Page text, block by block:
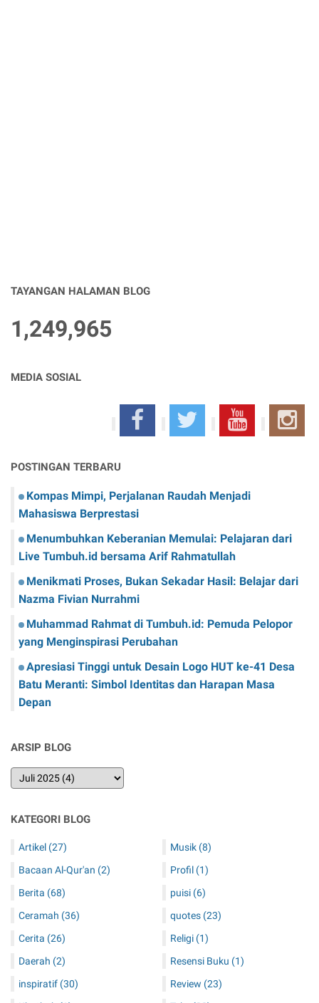
TAYANGAN HALAMAN BLOG
1,249,965
MEDIA SOSIAL
POSTINGAN TERBARU
Kompas Mimpi, Perjalanan Raudah Menjadi
Mahasiswa Berprestasi
Menumbuhkan Keberanian Memulai: Pelajaran dari
Live Tumbuh.id bersama Arif Rahmatullah
Menikmati Proses, Bukan Sekadar Hasil: Belajar dari
Nazma Fivian Nurrahmi
Muhammad Rahmat di Tumbuh.id: Pemuda Pelopor
yang Menginspirasi Perubahan
Apresiasi Tinggi untuk Desain Logo HUT ke-41 Desa
Batu Meranti: Simbol Identitas dan Harapan Masa
Depan
ARSIP BLOG
KATEGORI BLOG
Artikel (27)
Bacaan Al-Qur'an (2)
Berita (68)
Ceramah (36)
Cerita (26)
Daerah (2)
inspiratif (30)
Musik (8)
Profil (1)
puisi (6)
quotes (23)
Religi (1)
Resensi Buku (1)
Review (23)